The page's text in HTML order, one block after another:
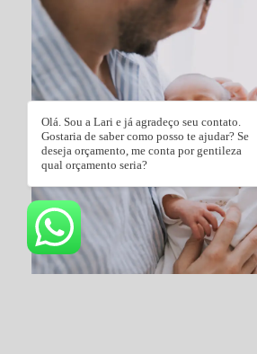
Olá. Sou a Lari e já agradeço seu contato.
Gostaria de saber como posso te ajudar? Se
deseja orçamento, me conta por gentileza
qual orçamento seria?